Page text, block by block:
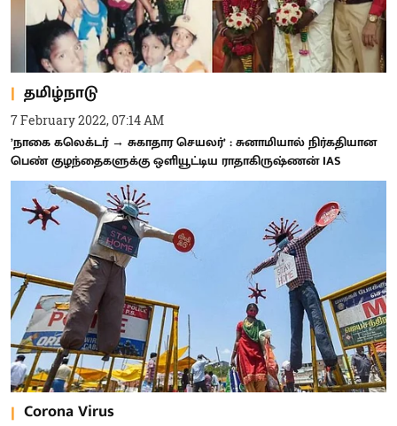
தமிழ்நாடு
7 February 2022, 07:14 AM
’நாகை கலெக்டர் → சுகாதார செயலர்’ : சுனாமியால் நிர்கதியான
பெண் குழந்தைகளுக்கு ஒளியூட்டிய ராதாகிருஷ்ணன் IAS
Corona Virus